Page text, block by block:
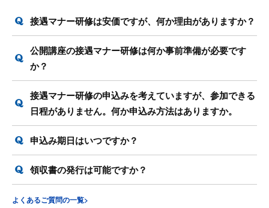
接遇マナー研修は安価ですが、何か理由がありますか？
公開講座の接遇マナー研修は何か事前準備が必要です
か？
接遇マナー研修の申込みを考えていますが、参加できる
日程がありません。何か申込み方法はありますか。
申込み期日はいつですか？
領収書の発行は可能ですか？
よくあるご質問の一覧>